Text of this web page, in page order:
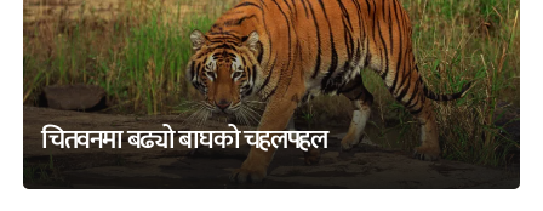
चितवनमा बढ्यो बाघको चहलपहल